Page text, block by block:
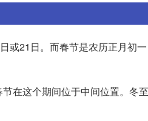
或21日。而春节是农历正月初
在这个期间位于中间位置。冬